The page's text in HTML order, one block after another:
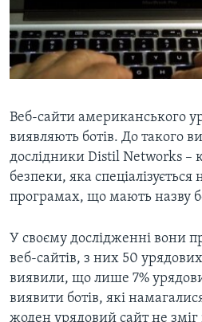
СУСПІЛЬСТВО
ЕКОНОМІКА
ІСТОРІЇ УСПІХУ УКРАЇНЦІВ
ТЕЛЕПРОГРАМИ
ЧАС-TIME
СТУДІЯ ВАШИНГТОН
ВІКНО В АМЕРИКУ
ПРАЙМ-ТАЙМ
ПОГЛЯД З ВАШИНГТОНА
ENGLISH
МИ В СОЦМЕРЕЖАХ
Веб-сайти американського
виявляють ботів. До такого
дослідники Distil Networks –
безпеки, яка
програмах, що мають назву
У своєму дослідженні вони
веб-сайтів, з них 50
виявили, що лише 7%
виявити ботів, які
жоден урядовий сайт не зміг